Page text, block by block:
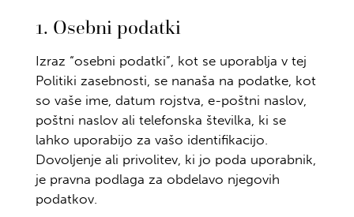
1. Osebni podatki
Izraz “osebni podatki”, kot se uporablja v tej
Politiki zasebnosti, se nanaša na podatke, kot
so vaše ime, datum rojstva, e-poštni naslov,
poštni naslov ali telefonska številka, ki se
lahko uporabijo za vašo identifikacijo.
Dovoljenje ali privolitev, ki jo poda uporabnik,
je pravna podlaga za obdelavo njegovih
podatkov.